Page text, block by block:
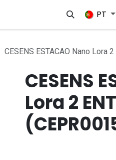
Empregos
PT
CESENS ESTACAO Nano Lora
CESENS
Lora 2